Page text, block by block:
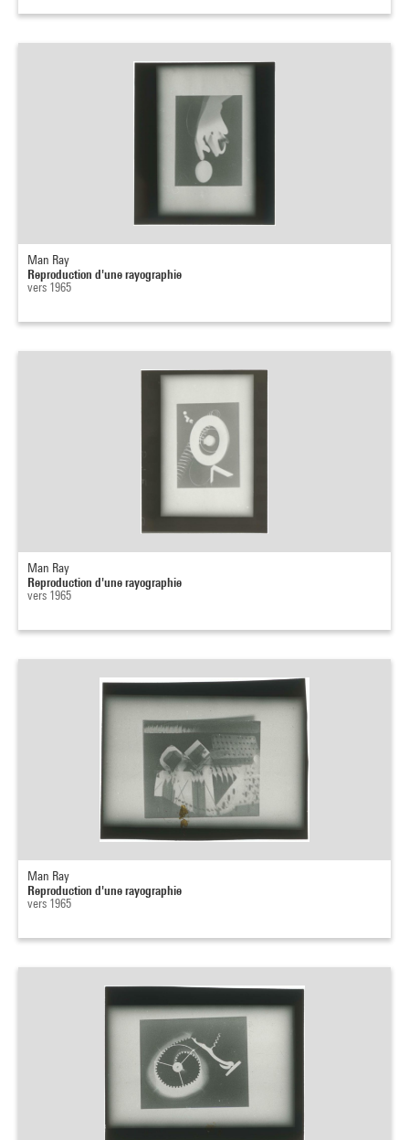
Man Ray
Reproduction d'une rayographie
vers 1965
Man Ray
Reproduction d'une rayographie
vers 1965
Man Ray
Reproduction d'une rayographie
vers 1965